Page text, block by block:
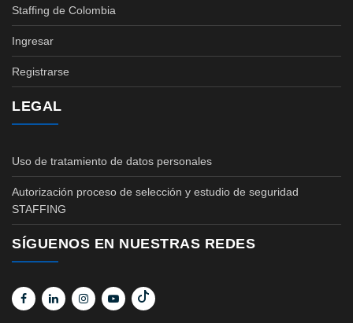
Staffing de Colombia
Ingresar
Registrarse
LEGAL
Uso de tratamiento de datos personales
Autorización proceso de selección y estudio de seguridad
STAFFING
SÍGUENOS EN NUESTRAS REDES